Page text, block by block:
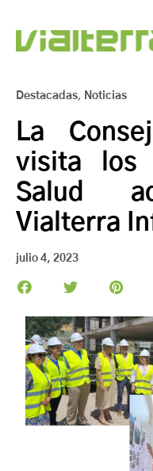
Destacadas, Noticias
La
visita los
Salud
Vialterra
julio 4, 2023